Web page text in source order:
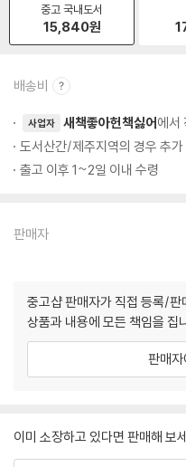
중고 국내도서
15,840원
배송비
사업자 새책좋아헌책싫어에서
도서산간/제주지역의 경우 추
출고 이후 1~2일 이내 수령
판매자
중고샵 판매자가 직접 등록/
상품과 내용에 모든 책임을 집
판매자
이미 소장하고 있다면 판매해 보